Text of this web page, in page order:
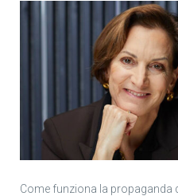
Come funziona la propaganda